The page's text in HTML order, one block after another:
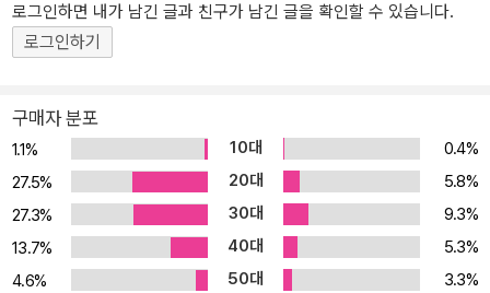
드러내기도 한다. 이렇게 영화 속의 현실에 가까이 닿아 있는, 때로는
그 현실을 예견하는 듯한 이야기가 서래의 내면 어디에서 왔는지는
소재로 사용하는 작가적인 냉정함일 수도 있다. 그리고 이 다양한 가
능성은 '헤어질 결심'을 더욱 풍부한 가능성 속으로 이끈다. 영화 속의
인상적인 순간들을 다시 만나다 물론 영화 속의 명대사들을 그대로
재확인하는 즐거움도 크다. '헤어질 결심'은 이 ‘확인’의 즐거움이 각별
한 작품이기도 하다. 독특한 분위기를 풍기는 서래의 한국어 대사와
번역기 스타일로 작성된 한국어 문장들은 활자로 읽었을 때도 특별한
매력을 풍기며, 해준의 대사 역시 단어 선정에 얼마나 공을 들였는지
로그인하면 내가 남긴 글과 친구가 남긴 글을 확인할 수 있습니다.
로그인하기
구매자 분포
1.1% 10대
0.4%
27.5%
20대
5.8%
27.3%
30대
9.3%
13.7%
40대
5.3%
4.6%
50대
3.3%